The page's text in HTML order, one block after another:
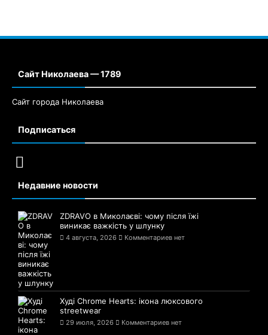
Сайт Николаева — 1789
Сайт города Николаева
Подписаться
Недавние новости
ZDRAVO в Миколаєві: чому після їжі
виникає важкість у шлунку
4 августа, 2026 Комментариев нет
Худі Chrome Hearts: ікона люксового
streetwear
29 июля, 2026 Комментариев нет